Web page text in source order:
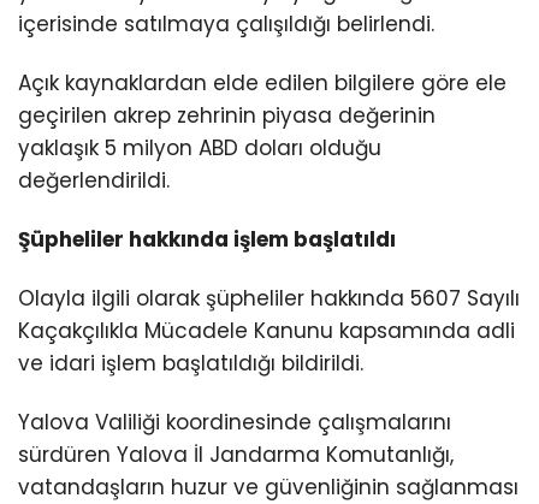
içerisinde satılmaya çalışıldığı belirlendi.
Açık kaynaklardan elde edilen bilgilere göre ele
geçirilen akrep zehrinin piyasa değerinin
yaklaşık 5 milyon ABD doları olduğu
değerlendirildi.
Şüpheliler hakkında işlem başlatıldı
Olayla ilgili olarak şüpheliler hakkında 5607 Sayılı
Kaçakçılıkla Mücadele Kanunu kapsamında adli
ve idari işlem başlatıldığı bildirildi.
Yalova Valiliği koordinesinde çalışmalarını
sürdüren Yalova İl Jandarma Komutanlığı,
vatandaşların huzur ve güvenliğinin sağlanması